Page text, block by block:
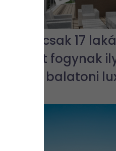
Már csak 17
miért fogynak
az új balatoni